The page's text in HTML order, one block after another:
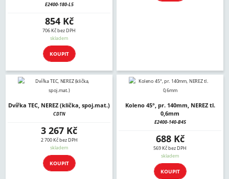
E2400-180-L5
854 Kč
706 Kč bez DPH
skladem
KOUPIT
Dvířka TEC, NEREZ (klička, spoj.mat.)
CDTN
3 267 Kč
2 700 Kč bez DPH
skladem
KOUPIT
Koleno 45°, pr. 140mm, NEREZ tl.
0,6mm
E2400-140-B45
688 Kč
569 Kč bez DPH
skladem
KOUPIT